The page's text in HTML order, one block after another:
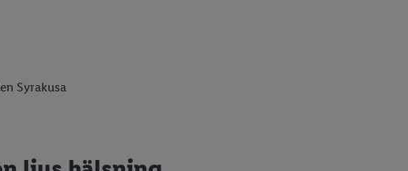
Syrakusa